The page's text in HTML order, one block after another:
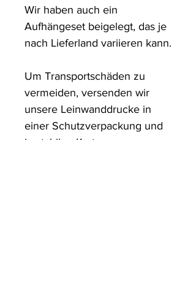
Wir haben auch ein
Aufhängeset beigelegt, das je
nach Lieferland variieren kann.
Um Transportschäden zu
vermeiden, versenden wir
unsere Leinwanddrucke in
einer Schutzverpackung und
in stabilen Kartons.